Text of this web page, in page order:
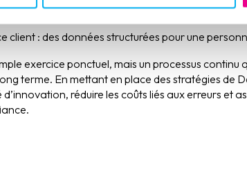
client : des données structurées pour une
exercice ponctuel, mais un processus continu
terme. En mettant en place des stratégies de
réduire les coûts liés aux erreurs et